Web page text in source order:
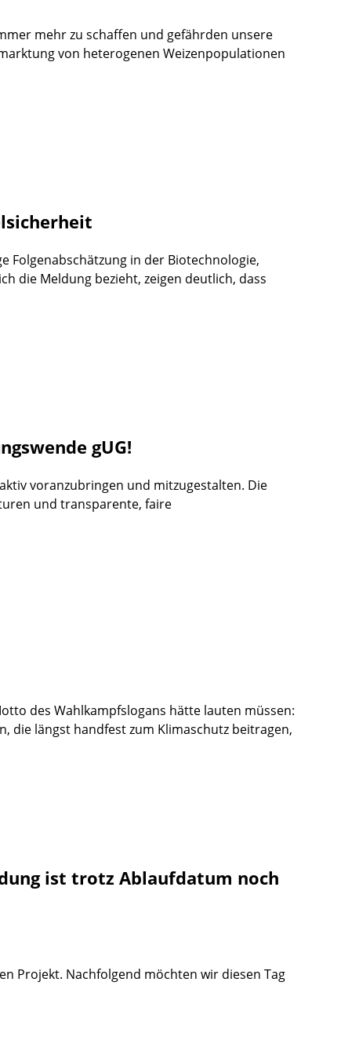
mehr zu schaffen und gefährden unsere
von heterogenen Weizenpopulationen
in der Biotechnologie,
die Meldung bezieht, zeigen deutlich, dass
gUG!
voranzubringen und mitzugestalten. Die
und transparente, faire
des Wahlkampfslogans hätte lauten müssen:
die längst handfest zum Klimaschutz beitragen,
ist trotz Ablaufdatum noch
Projekt. Nachfolgend möchten wir diesen Tag